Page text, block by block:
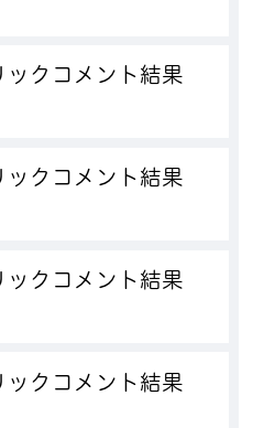
クコメント結果
クコメント結果
クコメント結果
クコメント結果